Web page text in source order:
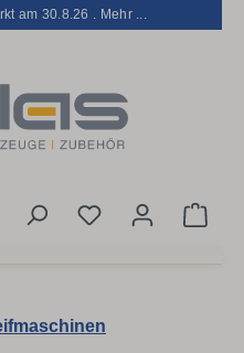
am 30.8.26 . Mehr ...
Du hast 0